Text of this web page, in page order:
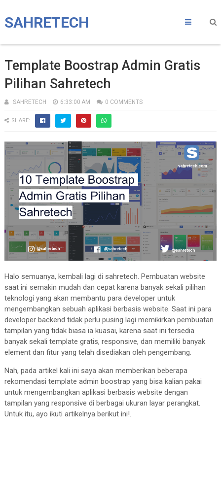
SAHRETECH
Template Boostrap Admin Gratis
Pilihan Sahretech
SAHRETECH 6:33:00 AM 0 COMMENTS
SHARE:
Halo semuanya, kembali lagi di sahretech. Pembuatan website
saat ini semakin mudah dan cepat karena banyak sekali pilihan
teknologi yang akan membantu para developer untuk
mengembangkan sebuah aplikasi berbasis website. Saat ini para
developer backend tidak perlu pusing lagi memikirkan pembuatan
tampilan yang tidak biasa ia kuasai, karena saat ini tersedia
banyak sekali template gratis, responsive, dan memiliki banyak
element dan fitur yang telah disediakan oleh pengembang.
Nah, pada artikel kali ini saya akan memberikan beberapa
rekomendasi template admin boostrap yang bisa kalian pakai
untuk mengembangkan aplikasi berbasis website dengan
tampilan yang responsive di berbagai ukuran layar perangkat.
Untuk itu, ayo ikuti artikelnya berikut ini!.